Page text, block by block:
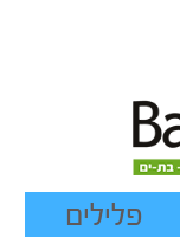
פלילים